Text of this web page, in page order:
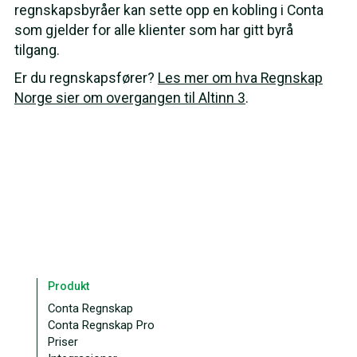
regnskapsbyråer kan sette opp en kobling i Conta
som gjelder for alle klienter som har gitt byrå
tilgang.
Er du regnskapsfører? Les mer om hva Regnskap
Norge sier om overgangen til Altinn 3.
Produkt
Conta Regnskap
Conta Regnskap Pro
Priser